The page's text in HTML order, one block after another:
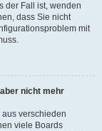
der Fall ist, wenden
dass Sie nicht
mit
nicht mehr
aus verschieden
viele Boards